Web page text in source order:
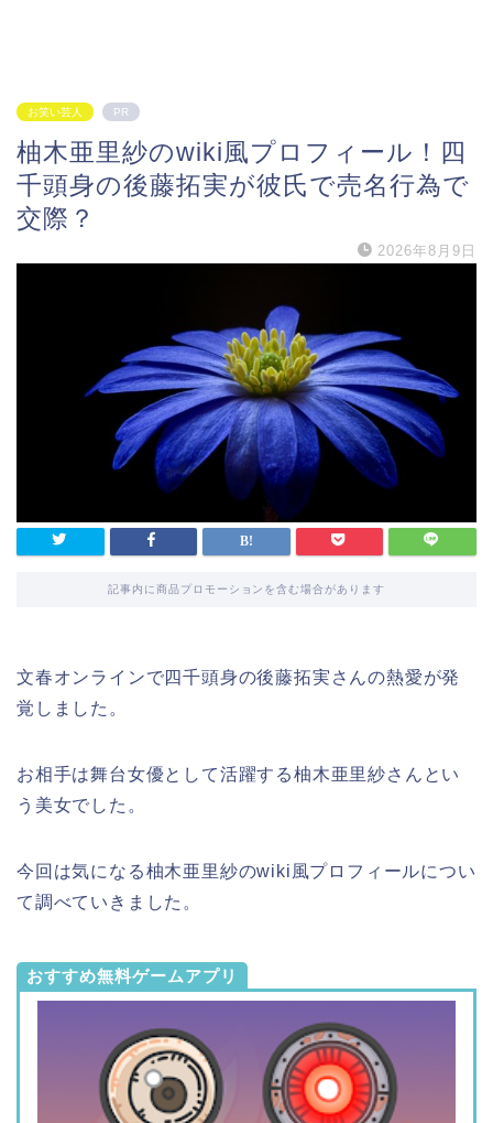
お笑い芸人 PR
柚木亜里紗のwiki風プロフィール！四
千頭身の後藤拓実が彼氏で売名行為で
交際？
2026年8月9日
記事内に商品プロモーションを含む場合があります
文春オンラインで四千頭身の後藤拓実さんの熱愛が発
覚しました。
お相手は舞台女優として活躍する柚木亜里紗さんとい
う美女でした。
今回は気になる柚木亜里紗のwiki風プロフィールについ
て調べていきました。
おすすめ無料ゲームアプリ